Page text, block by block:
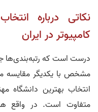
نکاتی درباره
کامپیوتر در ایران
درست است که رتبه‌‌بندی‌ها
مشخص با یکدیگر مقایسه
انتخاب بهترین دانشگاه
متفاوت است. در واقع هر